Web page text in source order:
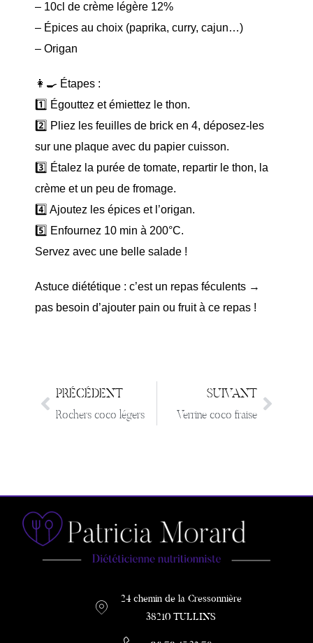
– 10cl de crème légère 12%
– Épices au choix (paprika, curry, cajun…)
– Origan
👩‍🍳 Étapes :
1️⃣ Égouttez et émiettez le thon.
2️⃣ Pliez les feuilles de brick en 4, déposez-les
sur une plaque avec du papier cuisson.
3️⃣ Étalez la purée de tomate, repartir le thon, la
crème et un peu de fromage.
4️⃣ Ajoutez les épices et l’origan.
5️⃣ Enfournez 10 min à 200°C.
Servez avec une belle salade !
Astuce diététique : c’est un repas féculents →
pas besoin d’ajouter pain ou fruit à ce repas !
PRÉCÉDENT
Rochers coco légers
SUIVANT
Verrine coco fraise
24 chemin de la Cressonnière
38210 TULLINS